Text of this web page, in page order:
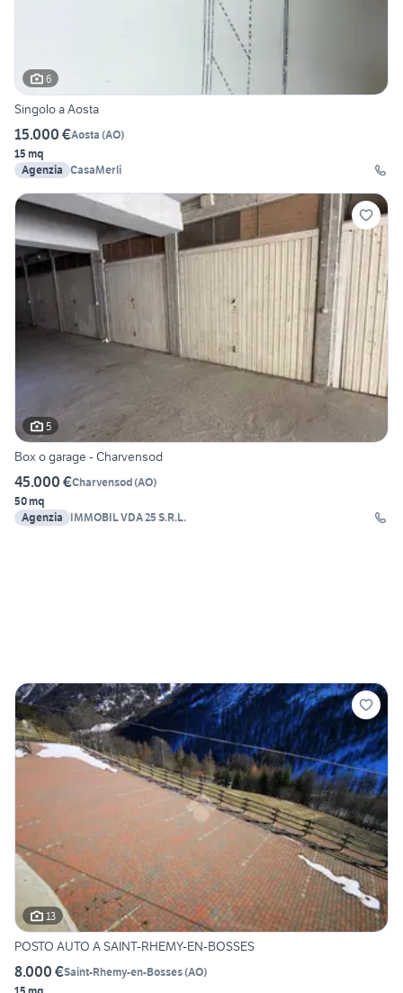
6
Singolo a Aosta
15.000 €Aosta (AO)
15 mq
Agenzia CasaMerli
5
Box o garage - Charvensod
45.000 €Charvensod(AO)
50 mq
Agenzia
IMMOBIL VDA 25 S.R.L.
13
POSTO AUTO A SAINT-RHEMY-EN-BOSSES
8.000 €Saint-Rhemy-en-Bosses(AO)